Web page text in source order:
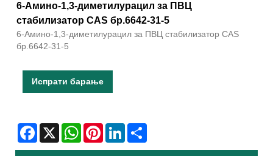
6-Амино-1,3-диметилурацил за ПВЦ
стабилизатор CAS бр.6642-31-5
6-Амино-1,3-диметилурацил за ПВЦ стабилизатор CAS
бр.6642-31-5
Испрати барање
Facebook
X WhatsAppPinterestLinkedIn